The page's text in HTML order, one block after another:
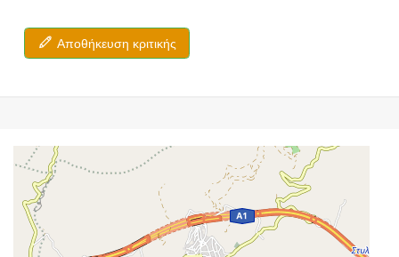
Αποθήκευση κριτικής